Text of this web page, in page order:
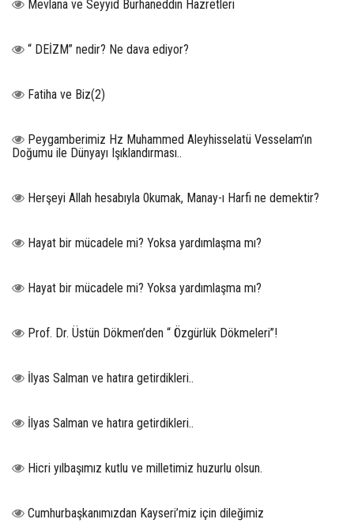
Mevlana ve Seyyid Burhaneddin Hazretleri
“ DEİZM” nedir? Ne dava ediyor?
Fatiha ve Biz(2)
Peygamberimiz Hz Muhammed Aleyhisselatü Vesselam’ın
Doğumu ile Dünyayı Işıklandırması..
Herşeyi Allah hesabıyla 0kumak, Manay-ı Harfi ne demektir?
Hayat bir mücadele mi? Yoksa yardımlaşma mı?
Hayat bir mücadele mi? Yoksa yardımlaşma mı?
Prof. Dr. Üstün Dökmen’den “ Özgürlük Dökmeleri”!
İlyas Salman ve hatıra getirdikleri..
İlyas Salman ve hatıra getirdikleri..
Hicri yılbaşımız kutlu ve milletimiz huzurlu olsun.
Cumhurbaşkanımızdan Kayseri’miz için dileğimiz